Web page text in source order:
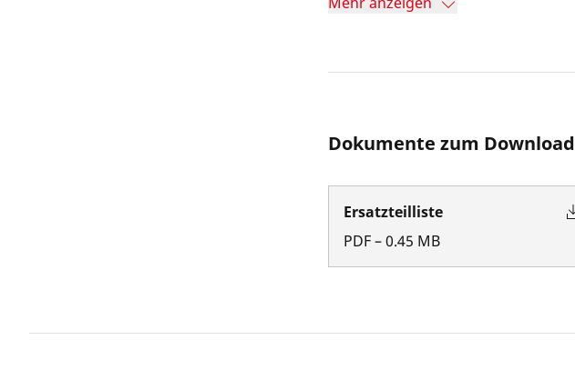
Dokumente zum Download
Ersatzteilliste
PDF–0.45 MB